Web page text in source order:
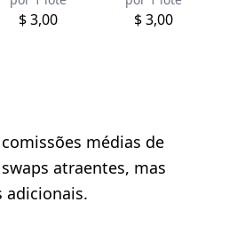
$ 3,00 $ 3,00
médias de
atraentes, mas
adicionais.